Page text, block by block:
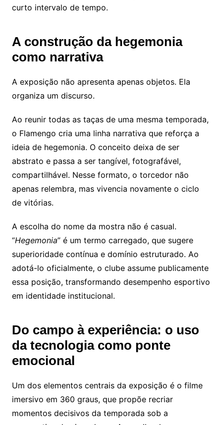
curto intervalo de tempo.
A construção da hegemonia
como narrativa
A exposição não apresenta apenas objetos. Ela
organiza um discurso.
Ao reunir todas as taças de uma mesma temporada,
o Flamengo cria uma linha narrativa que reforça a
ideia de hegemonia. O conceito deixa de ser
abstrato e passa a ser tangível, fotografável,
compartilhável. Nesse formato, o torcedor não
apenas relembra, mas vivencia novamente o ciclo
de vitórias.
A escolha do nome da mostra não é casual.
“Hegemonia” é um termo carregado, que sugere
superioridade contínua e domínio estruturado. Ao
adotá-lo oficialmente, o clube assume publicamente
essa posição, transformando desempenho esportivo
em identidade institucional.
Do campo à experiência: o uso
da tecnologia como ponte
emocional
Um dos elementos centrais da exposição é o filme
imersivo em 360 graus, que propõe recriar
momentos decisivos da temporada sob a